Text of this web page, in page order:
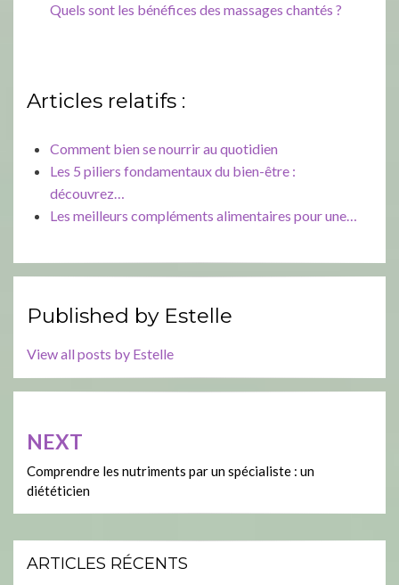
Quels sont les bénéfices des massages chantés ?
Articles relatifs :
Comment bien se nourrir au quotidien
Les 5 piliers fondamentaux du bien-être :
découvrez…
Les meilleurs compléments alimentaires pour une…
Published by Estelle
View all posts by Estelle
de
l’article
NEXT
Comprendre les nutriments par un spécialiste : un
diététicien
ARTICLES RÉCENTS